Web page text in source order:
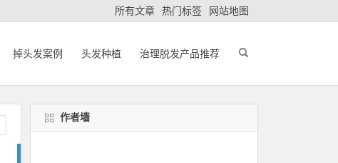
所有文章 热门标签 网站地图
掉头发案例 头发种植 治理脱发产品推荐
作者墙